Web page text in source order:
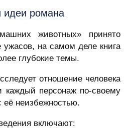
романа
животных» принято
ужасов, на самом деле книга
глубокие темы.
отношение человека
каждый персонаж по-своему
её неизбежностью.
включают: